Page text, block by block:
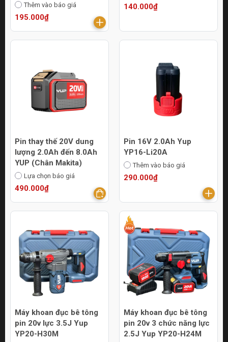
Thêm vào báo giá
195.000₫
140.000₫
Pin thay thế 20V dung
lượng 2.0Ah đến 8.0Ah
YUP (Chân Makita)
Lựa chọn báo giá
490.000₫
Pin 16V 2.0Ah Yup
YP16-Li20A
Thêm vào báo giá
290.000₫
Máy khoan đục bê tông
pin 20v lực 3.5J Yup
YP20-H30M
Máy khoan đục bê tông
pin 20v 3 chức năng lực
2.5J Yup YP20-H24M